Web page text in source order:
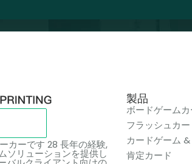
カーです 28 長年の経験,
ソリューションを提供し
製品
ボードゲームカ
フラッシュカー
カードゲーム
肯定カード